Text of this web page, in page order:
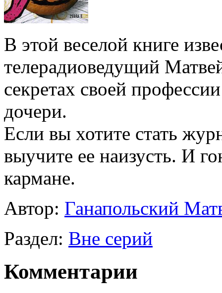
В этой веселой книге
телерадиоведущий
секретах своей
дочери.
Если вы хотите стать
выучите ее наизусть. И
кармане.
Автор: Ганапольский
Раздел: Вне серий
Комментарии